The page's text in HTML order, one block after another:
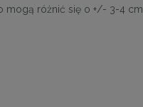
mogą różnić się o +/- 3-4 cm.